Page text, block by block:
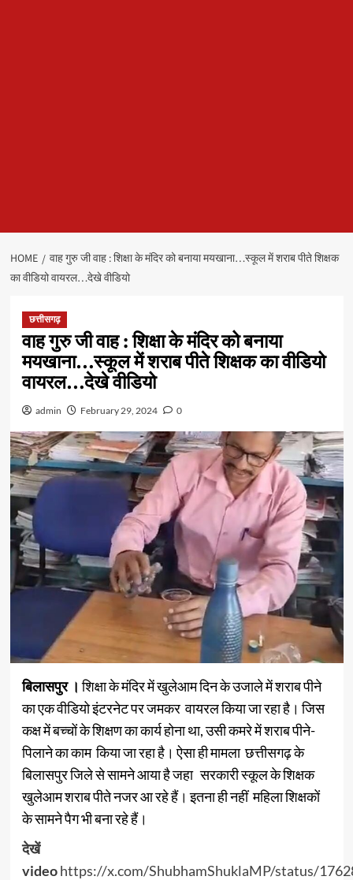
HOME
वाह गुरु जी वाह : शिक्षा के मंदिर को बनाया मयखाना…स्कूल में शराब पीते शिक्षक
का वीडियो वायरल…देखे वीडियो
छत्तीसगढ़
वाह गुरु जी वाह : शिक्षा के मंदिर को बनाया
मयखाना…स्कूल में शराब पीते शिक्षक का वीडियो
वायरल…देखे वीडियो
admin February 29, 2024 0
बिलासपुर । शिक्षा के मंदिर में खुलेआम दिन के उजाले में शराब पीने
का एक वीडियो इंटरनेट पर जमकर वायरल किया जा रहा है। जिस
कक्ष में बच्चों के शिक्षण का कार्य होना था, उसी कमरे में शराब पीने-
पिलाने का काम किया जा रहा है। ऐसा ही मामला छत्तीसगढ़ के
बिलासपुर जिले से सामने आया है जहा सरकारी स्कूल के शिक्षक
खुलेआम शराब पीते नजर आ रहे हैं। इतना ही नहीं महिला शिक्षकों
के सामने पैग भी बना रहे हैं।
देखें
videohttps://x.com/ShubhamShuklaMP/status/